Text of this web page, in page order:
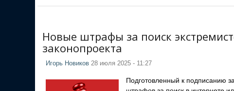
Новые штрафы за поиск
законопроекта
Игорь Новиков 28 июля 2025 - 11:27
Подготовленный к подписанию